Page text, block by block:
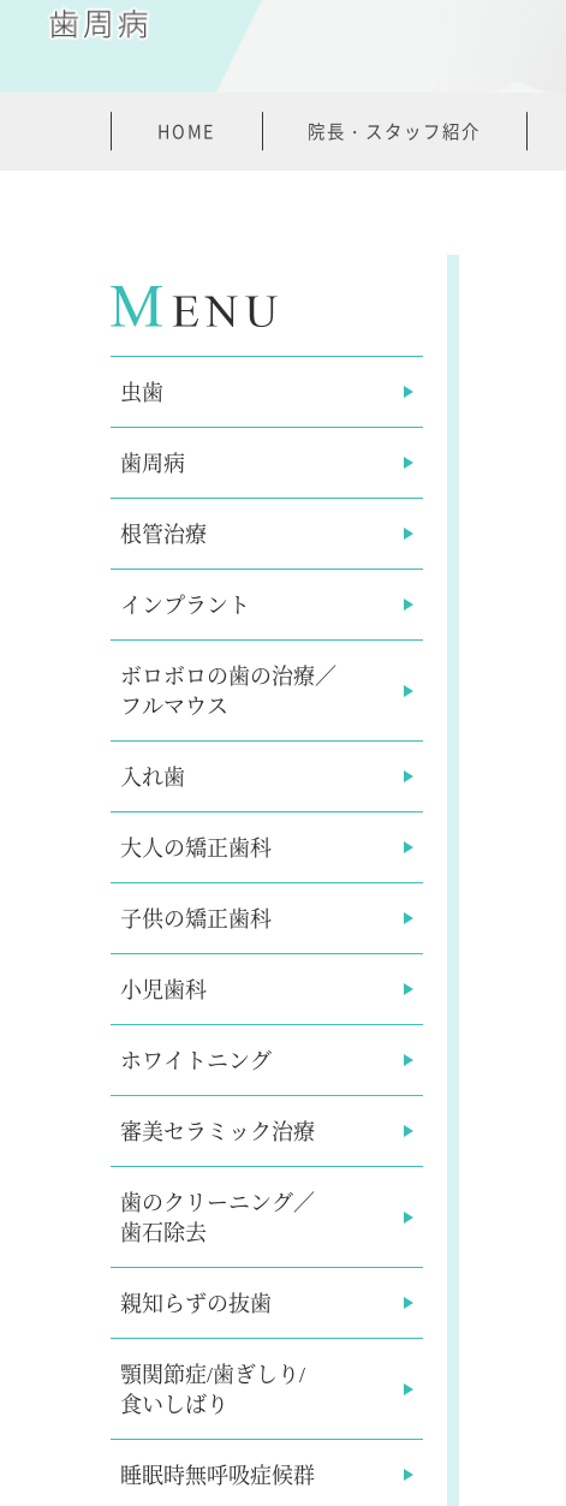
HOME 院長・スタッフ紹介
虫歯
歯周病
根管治療
インプラント
ボロボロの歯の治療／
フルマウス
入れ歯
大人の矯正歯科
子供の矯正歯科
小児歯科
ホワイトニング
審美セラミック治療
歯のクリーニング／
歯石除去
親知らずの抜歯
顎関節症/歯ぎしり/
食いしばり
睡眠時無呼吸症候群